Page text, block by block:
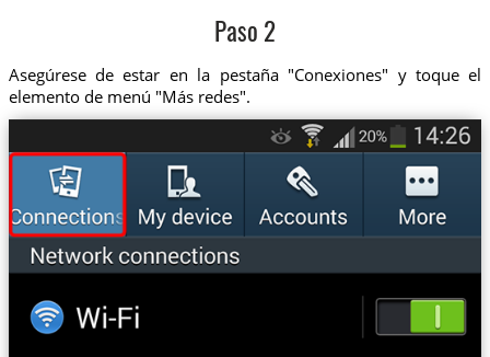
Paso 2
Asegúrese de estar en la pestaña "Conexiones" y toque el
elemento de menú "Más redes".